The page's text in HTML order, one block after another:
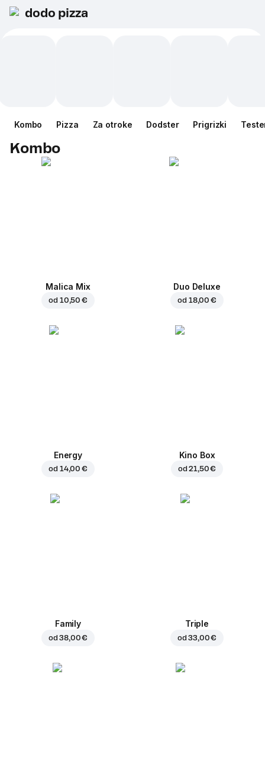
dodo pizza
Kombo Pizza Za otroke Dodster Prigrizki
Kombo
Malica Mix
od 10,50 €
Duo Deluxe
od 18,00 €
Energy
od 14,00 €
Kino Box
od21,50 €
Family
od38,00 €
Triple
od33,00 €